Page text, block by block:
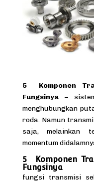
5 Komponen
Fungsinya –
menghubungkan
roda. Namun
saja, melainkan
momentum
5 Komponen
Fungsinya
fungsi transmisi